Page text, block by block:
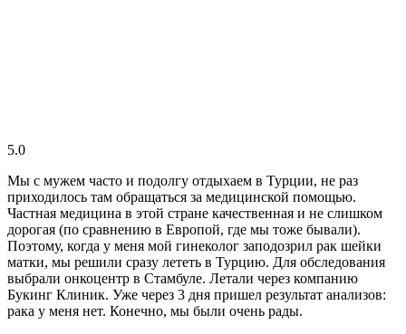
5.0
Мы с мужем часто и подолгу отдыхаем в Турции, не раз
приходилось там обращаться за медицинской помощью.
Частная медицина в этой стране качественная и не слишком
дорогая (по сравнению в Европой, где мы тоже бывали).
Поэтому, когда у меня мой гинеколог заподозрил рак шейки
матки, мы решили сразу лететь в Турцию. Для обследования
выбрали онкоцентр в Стамбуле. Летали через компанию
Букинг Клиник. Уже через 3 дня пришел результат анализов:
рака у меня нет. Конечно, мы были очень рады.